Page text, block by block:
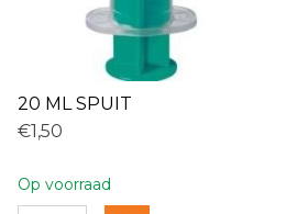
20 ML SPUIT
€1,50
Op voorraad